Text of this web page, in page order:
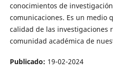
conocimientos de
comunicaciones. Es un medio
calidad de las investigaciones
comunidad académica de
Publicado: 19-02-2024